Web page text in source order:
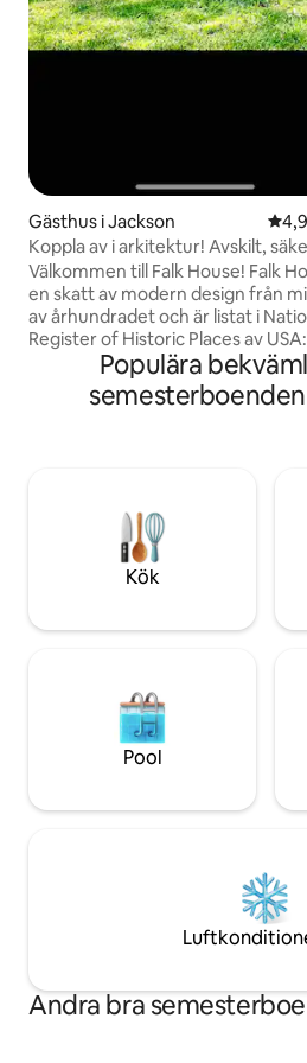
Gästhus i Jackson
Koppla av i arkitektur! Avskilt,
fridfullt.
Välkommen till Falk House! Falk
en skatt av modern design från
av århundradet och är listat i
Register of Historic Places av
inrikesdepartement. Vi har
den ursprungliga konststudion till
elegant, privat oas, med
fantastiska restauranger, barer och
shopping, samt områdets sjukhus,
domstolar och företag. Långa
Populära
semesterboenden
Kök
Pool
Andra bra